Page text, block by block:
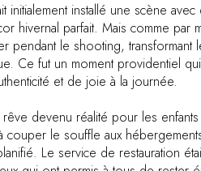
initialement installé une scène
hivernal parfait. Mais comme par
pendant le shooting, transformant
Ce fut un moment providentiel
et de joie à la journée.
rêve devenu réalité pour les
couper le souffle aux
Le service de restauration